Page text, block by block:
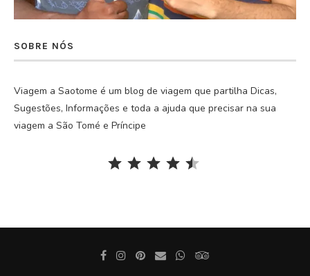
SOBRE NÓS
Viagem a Saotome é um blog de viagem que partilha Dicas,
Sugestões, Informações e toda a ajuda que precisar na sua
viagem a São Tomé e Príncipe